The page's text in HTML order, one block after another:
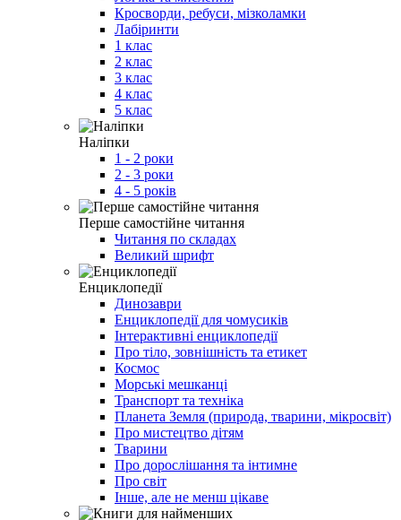
Кросворди, ребуси, мізколамки
Лабіринти
1 клас
2 клас
3 клас
4 клас
5 клас
Наліпки
1 - 2 роки
2 - 3 роки
4 - 5 років
Перше самостійне читання
Читання по складах
Великий шрифт
Енциклопедії
Динозаври
Енциклопедії для чомусиків
Інтерактивні енциклопедії
Про тіло, зовнішність та етикет
Космос
Морські мешканці
Транспорт та техніка
Планета Земля (природа, тварини, мікросвіт)
Про мистецтво дітям
Тварини
Про дорослішання та інтимне
Про світ
Інше, але не менш цікаве